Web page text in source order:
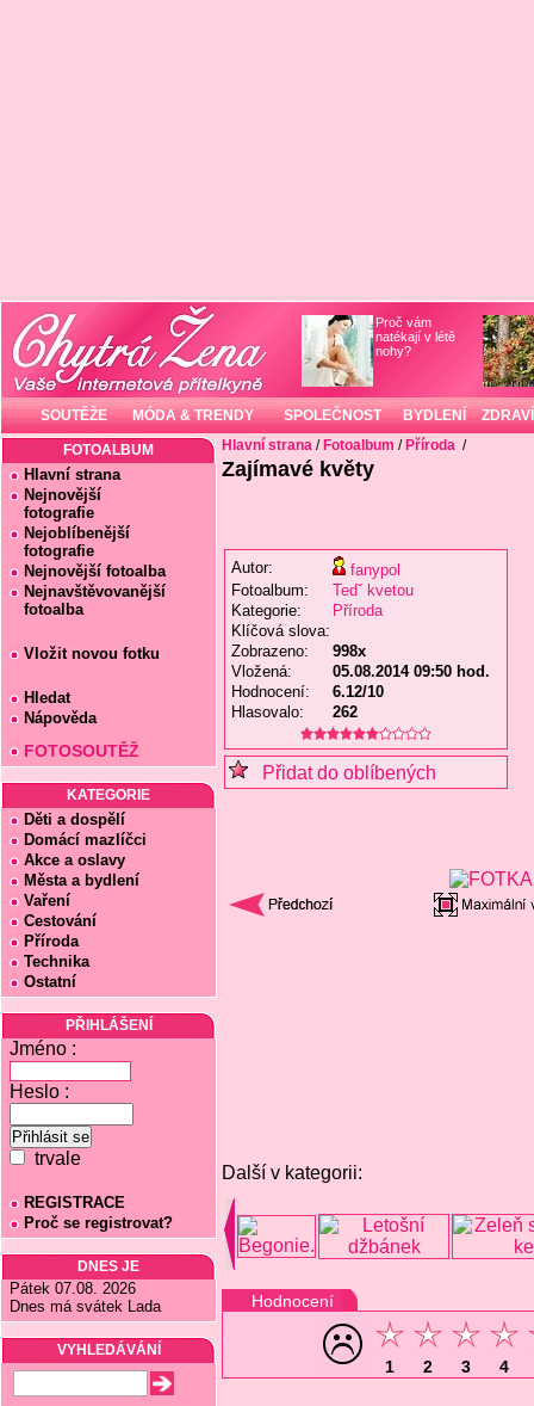
Proč vám
natékají v létě
nohy?
SOUTĚŽE MÓDA & TRENDY SPOLEČNOST BYDLENÍ ZDRAVÍ
FOTOALBUM
Hlavní strana
Nejnovější
fotografie
Nejoblíbenější
fotografie
Nejnovější fotoalba
Nejnavštěvovanější
fotoalba
Vložit novou fotku
Hledat
Nápověda
FOTOSOUTĚŽ
KATEGORIE
Děti a dospělí
Domácí mazlíčci
Akce a oslavy
Města a bydlení
Vaření
Cestování
Příroda
Technika
Ostatní
PŘIHLÁŠENÍ
Jméno :
Heslo :
trvale
REGISTRACE
Proč se registrovat?
DNES JE
Pátek 07.08. 2026
Dnes má svátek Lada
VYHLEDÁVÁNÍ
Hlavní strana / Fotoalbum / Příroda /
Zajímavé květy
Autor:
fanypol
Fotoalbum:
Tedˇ kvetou
Kategorie:
Příroda
Klíčová slova:
Zobrazeno:
998x
Vložená:
05.08.2014 09:50 hod.
Hodnocení:
6.12/10
Hlasovalo:
262
Přidat do oblíbených
Další v kategorii:
Hodnocení
1 2 3 4